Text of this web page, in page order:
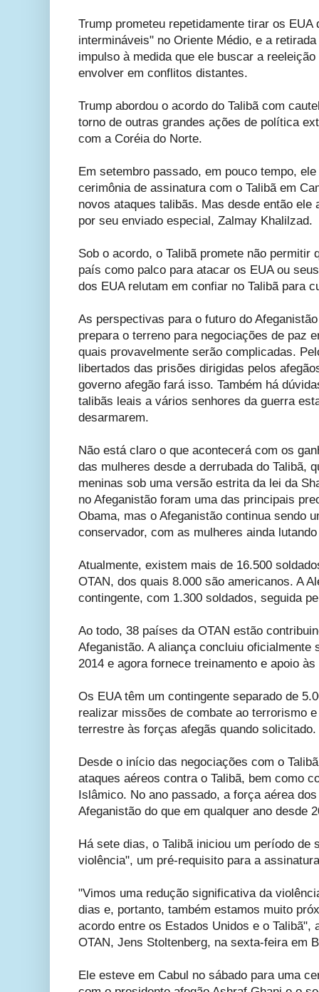
Trump prometeu repetidamente tirar os EUA
intermináveis" no Oriente Médio, e a
impulso à medida que ele buscar a
envolver em conflitos distantes.
Trump abordou o acordo do Talibã com
torno de outras grandes ações de política
com a Coréia do Norte.
Em setembro passado, em pouco tempo,
cerimônia de assinatura com o Talibã em
novos ataques talibãs. Mas desde então ele
por seu enviado especial, Zalmay Khalilzad.
Sob o acordo, o Talibã promete não permitir
país como palco para atacar os EUA ou
dos EUA relutam em confiar no Talibã para
As perspectivas para o futuro do
prepara o terreno para negociações de paz
quais provavelmente serão complicadas.
libertados das prisões dirigidas pelos
governo afegão fará isso. Também há
talibãs leais a vários senhores da guerra
desarmarem.
Não está claro o que acontecerá com os
das mulheres desde a derrubada do Talibã,
meninas sob uma versão estrita da lei da
no Afeganistão foram uma das principais
Obama, mas o Afeganistão continua sendo
conservador, com as mulheres ainda
Atualmente, existem mais de 16.500
OTAN, dos quais 8.000 são americanos. A
contingente, com 1.300 soldados, seguida
Ao todo, 38 países da OTAN estão
Afeganistão. A aliança concluiu oficialmente
2014 e agora fornece treinamento e apoio
Os EUA têm um contingente separado de
realizar missões de combate ao terrorismo
terrestre às forças afegãs quando solicitado.
Desde o início das negociações com o
ataques aéreos contra o Talibã, bem como
Islâmico. No ano passado, a força aérea
Afeganistão do que em qualquer ano desde
Há sete dias, o Talibã iniciou um período de
violência", um pré-requisito para a
"Vimos uma redução significativa da
dias e, portanto, também estamos muito
acordo entre os Estados Unidos e o Talibã",
OTAN, Jens Stoltenberg, na sexta-feira em
Ele esteve em Cabul no sábado para uma